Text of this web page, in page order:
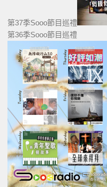
第37季Sooo節目巡禮
第36季Sooo節目巡禮